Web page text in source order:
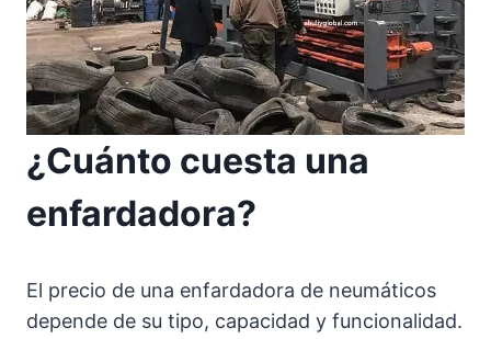
¿Cuánto cuesta una
enfardadora?
El precio de una enfardadora de neumáticos
depende de su tipo, capacidad y funcionalidad.